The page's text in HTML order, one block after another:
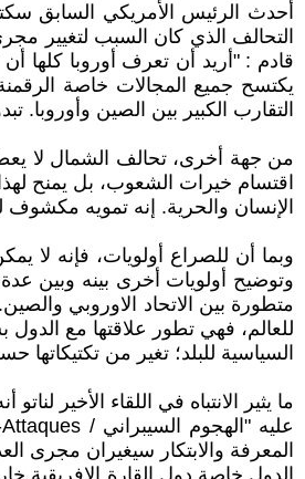
أحدث الرئيس الأمريكي السابق
التحالف الذي كان السبب لتغيير
قادم : "أريد أن تعرف أوروبا كلها
يكتسح جميع المجالات خاصة
التقارب الكبير بين الصين وأوروبا.
من جهة أخرى، تحالف الشمال لا
اقتسام خيرات الشعوب، بل يمنح
الإنسان والحرية. إنه تمويه مكشوف
وبما أن للصراع أولويات، فإنه لا
وتوضيح أولويات أخرى بينه وبين
متطورة بين الاتحاد الاوروبي
للعالم، فهي تطور علاقتها مع
السياسية للبلد؛ تغير من
ما يثير الانتباه في اللقاء الأخير
المعرفة والابتكار سيغيران مجرى